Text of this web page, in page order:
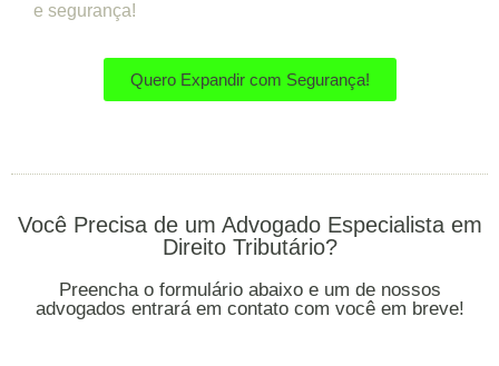
e segurança!
Quero Expandir com Segurança!
Você Precisa de um Advogado Especialista em
Direito Tributário?
Preencha o formulário abaixo e um de nossos
advogados entrará em contato com você em breve!